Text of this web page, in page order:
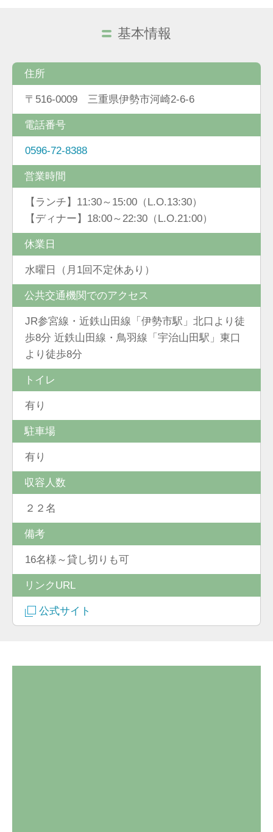
基本情報
住所
〒516-0009 三重県伊勢市河崎2-6-6
電話番号
0596-72-8388
営業時間
【ランチ】11:30～15:00（L.O.13:30）
【ディナー】18:00～22:30（L.O.21:00）
休業日
水曜日（月1回不定休あり）
公共交通機関でのアクセス
JR参宮線・近鉄山田線「伊勢市駅」北口より徒
歩8分 近鉄山田線・鳥羽線「宇治山田駅」東口
より徒歩8分
トイレ
有り
駐車場
有り
収容人数
２２名
備考
16名様～貸し切りも可
リンクURL
公式サイト